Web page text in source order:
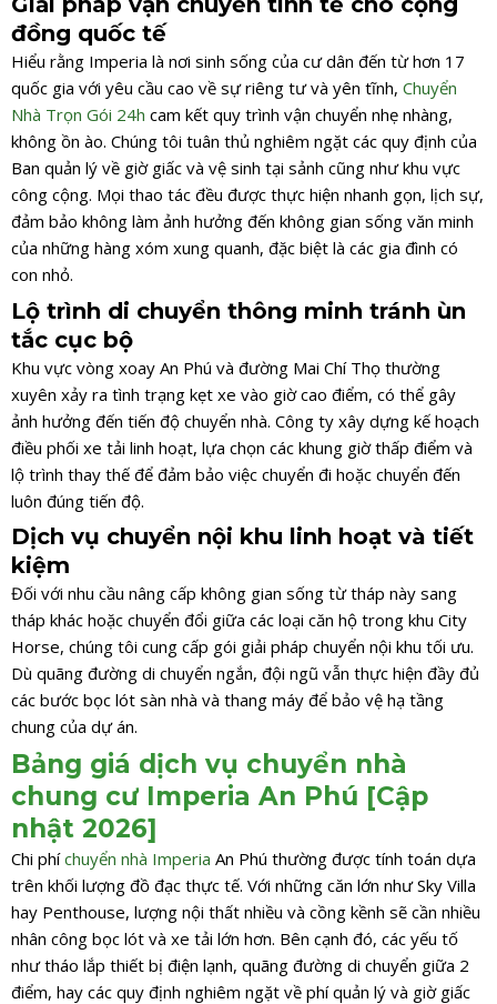
đồng quốc tế
Hiểu rằng Imperia là nơi sinh sống của cư dân đến từ hơn 17
quốc gia với yêu cầu cao về sự riêng tư và yên tĩnh, Chuyển
Nhà Trọn Gói 24h cam kết quy trình vận chuyển nhẹ nhàng,
không ồn ào. Chúng tôi tuân thủ nghiêm ngặt các quy định của
Ban quản lý về giờ giấc và vệ sinh tại sảnh cũng như khu vực
công cộng. Mọi thao tác đều được thực hiện nhanh gọn, lịch sự,
đảm bảo không làm ảnh hưởng đến không gian sống văn minh
của những hàng xóm xung quanh, đặc biệt là các gia đình có
con nhỏ.
Lộ trình di chuyển thông minh tránh ùn
tắc cục bộ
Khu vực vòng xoay An Phú và đường Mai Chí Thọ thường
xuyên xảy ra tình trạng kẹt xe vào giờ cao điểm, có thể gây
ảnh hưởng đến tiến độ chuyển nhà. Công ty xây dựng kế hoạch
điều phối xe tải linh hoạt, lựa chọn các khung giờ thấp điểm và
lộ trình thay thế để đảm bảo việc chuyển đi hoặc chuyển đến
luôn đúng tiến độ.
Dịch vụ chuyển nội khu linh hoạt và tiết
kiệm
Đối với nhu cầu nâng cấp không gian sống từ tháp này sang
tháp khác hoặc chuyển đổi giữa các loại căn hộ trong khu City
Horse, chúng tôi cung cấp gói giải pháp chuyển nội khu tối ưu.
Dù quãng đường di chuyển ngắn, đội ngũ vẫn thực hiện đầy đủ
các bước bọc lót sàn nhà và thang máy để bảo vệ hạ tầng
chung của dự án.
Bảng giá dịch vụ chuyển nhà
chung cư Imperia An Phú [Cập
nhật 2026]
Chi phíchuyển nhà Imperia An Phú thường được tính toán dựa
trên khối lượng đồ đạc thực tế. Với những căn lớn như Sky Villa
hay Penthouse, lượng nội thất nhiều và cồng kềnh sẽ cần nhiều
nhân công bọc lót và xe tải lớn hơn. Bên cạnh đó, các yếu tố
như tháo lắp thiết bị điện lạnh, quãng đường di chuyển giữa 2
điểm, hay các quy định nghiêm ngặt về phí quản lý và giờ giấc